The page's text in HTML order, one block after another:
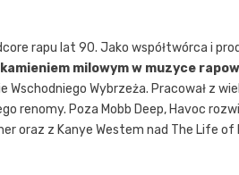
rapu lat 90. Jako współtwórca i
kamieniem milowym w muzyce
Wybrzeża. Pracował z
renomy. Poza Mobb Deep, Havoc
oraz z Kanye Westem nad The Life of